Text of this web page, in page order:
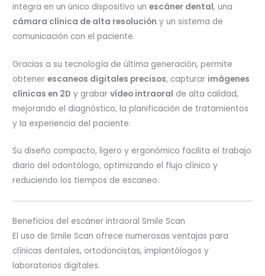
integra en un único dispositivo unescáner dental, una
cámara clínica de alta resolución y un sistema de
comunicación con el paciente.
Gracias a su tecnología de última generación, permite
obtenerescaneos digitales precisos, capturar imágenes
clínicas en 2D y grabarvídeo intraoral de alta calidad,
mejorando el diagnóstico, la planificación de tratamientos
y la experiencia del paciente.
Su diseño compacto, ligero y ergonómico facilita el trabajo
diario del odontólogo, optimizando el flujo clínico y
reduciendo los tiempos de escaneo.
Beneficios del escáner intraoral Smile Scan
El uso de Smile Scan ofrece numerosas ventajas para
clínicas dentales, ortodoncistas, implantólogos y
laboratorios digitales.